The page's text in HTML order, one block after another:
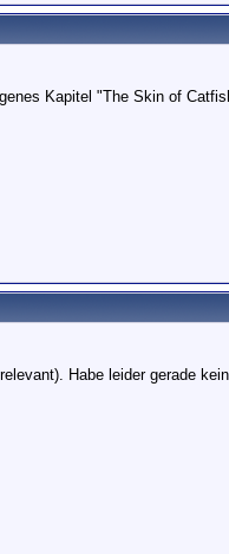
Kapitel "The Skin of
Habe leider gerade